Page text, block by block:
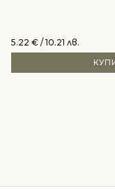
5.22 € / 10.21 лв.